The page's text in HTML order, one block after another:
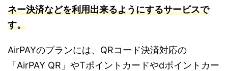
ネー決済などを利用出来るようにするサービスで
す。
AirPAYのプランには、QRコード決済対応の
「AirPAY QR」やTポイントカードやdポイントカー